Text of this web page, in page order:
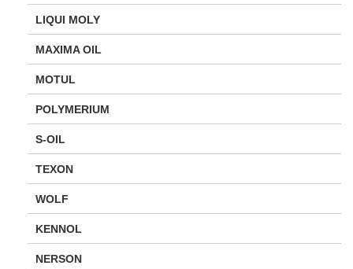
LIQUI MOLY
MAXIMA OIL
MOTUL
POLYMERIUM
S-OIL
TEXON
WOLF
KENNOL
NERSON